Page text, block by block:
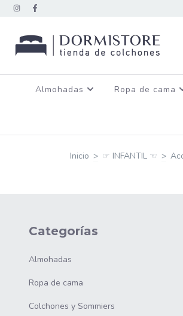
TRANSFERENCIA BANCARIA
Almohadas Ropa de cama
Inicio > ☞ INFANTIL ☜ >
Categorías
Almohadas
Ropa de cama
Colchones y Sommiers